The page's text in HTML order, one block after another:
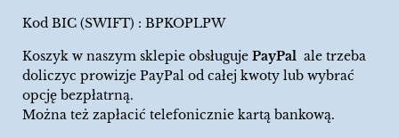
Kod BIC (SWIFT) : BPKOPLPW
Koszyk w naszym sklepie obsługuje PayPal ale trzeba
doliczyc prowizje PayPal od całej kwoty lub wybrać
opcję bezpłatrną.
Można też zapłacić telefonicznie kartą bankową.